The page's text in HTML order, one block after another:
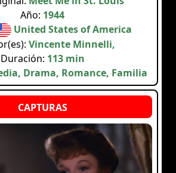
Año: 1944
United States of America
Vincente Minnelli,
Duración: 113 min
Drama, Romance, Familia